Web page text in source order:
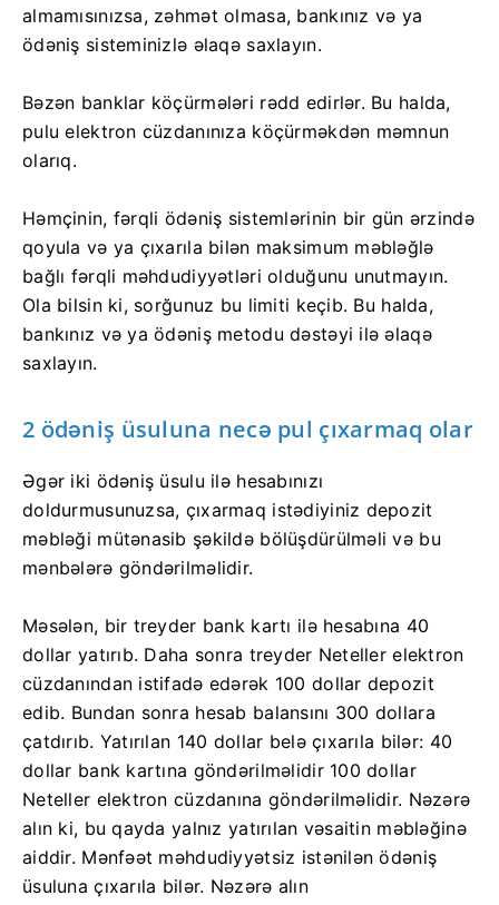
almamısınızsa, zəhmət olmasa, bankınız və ya
ödəniş sisteminizlə əlaqə saxlayın.
Bəzən banklar köçürmələri rədd edirlər. Bu halda,
pulu elektron cüzdanınıza köçürməkdən məmnun
olarıq.
Həmçinin, fərqli ödəniş sistemlərinin bir gün ərzində
qoyula və ya çıxarıla bilən maksimum məbləğlə
bağlı fərqli məhdudiyyətləri olduğunu unutmayın.
Ola bilsin ki, sorğunuz bu limiti keçib. Bu halda,
bankınız və ya ödəniş metodu dəstəyi ilə əlaqə
saxlayın.
2 ödəniş üsuluna necə pul çıxarmaq olar
Əgər iki ödəniş üsulu ilə hesabınızı
doldurmusunuzsa, çıxarmaq istədiyiniz depozit
məbləği mütənasib şəkildə bölüşdürülməli və bu
mənbələrə göndərilməlidir.
Məsələn, bir treyder bank kartı ilə hesabına 40
dollar yatırıb. Daha sonra treyder Neteller elektron
cüzdanından istifadə edərək 100 dollar depozit
edib. Bundan sonra hesab balansını 300 dollara
çatdırıb. Yatırılan 140 dollar belə çıxarıla bilər: 40
dollar bank kartına göndərilməlidir 100 dollar
Neteller elektron cüzdanına göndərilməlidir. Nəzərə
alın ki, bu qayda yalnız yatırılan vəsaitin məbləğinə
aiddir. Mənfəət məhdudiyyətsiz istənilən ödəniş
üsuluna çıxarıla bilər. Nəzərə alın